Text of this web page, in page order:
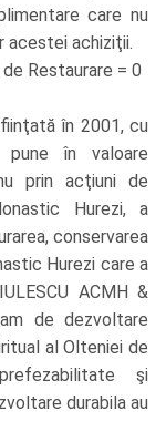
care nu
acestei achiziţii.
Restaurare = 0
în 2001, cu
în valoare
prin acţiuni de
Hurezi, a
conservarea
Hurezi care a
ACMH &
de dezvoltare
al Olteniei de
şi
durabila au